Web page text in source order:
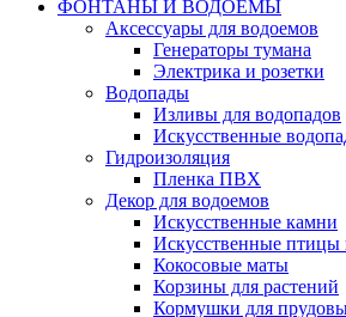
ФОНТАНЫ И ВОДОЕМЫ
Аксессуары для водоемов
Генераторы тумана
Электрика и розетки
Водопады
Изливы для водопадов
Искусственные
Гидроизоляция
Пленка ПВХ
Декор для водоемов
Искусственные камни
Искусственные птицы
Кокосовые маты
Корзины для растений
Кормушки для